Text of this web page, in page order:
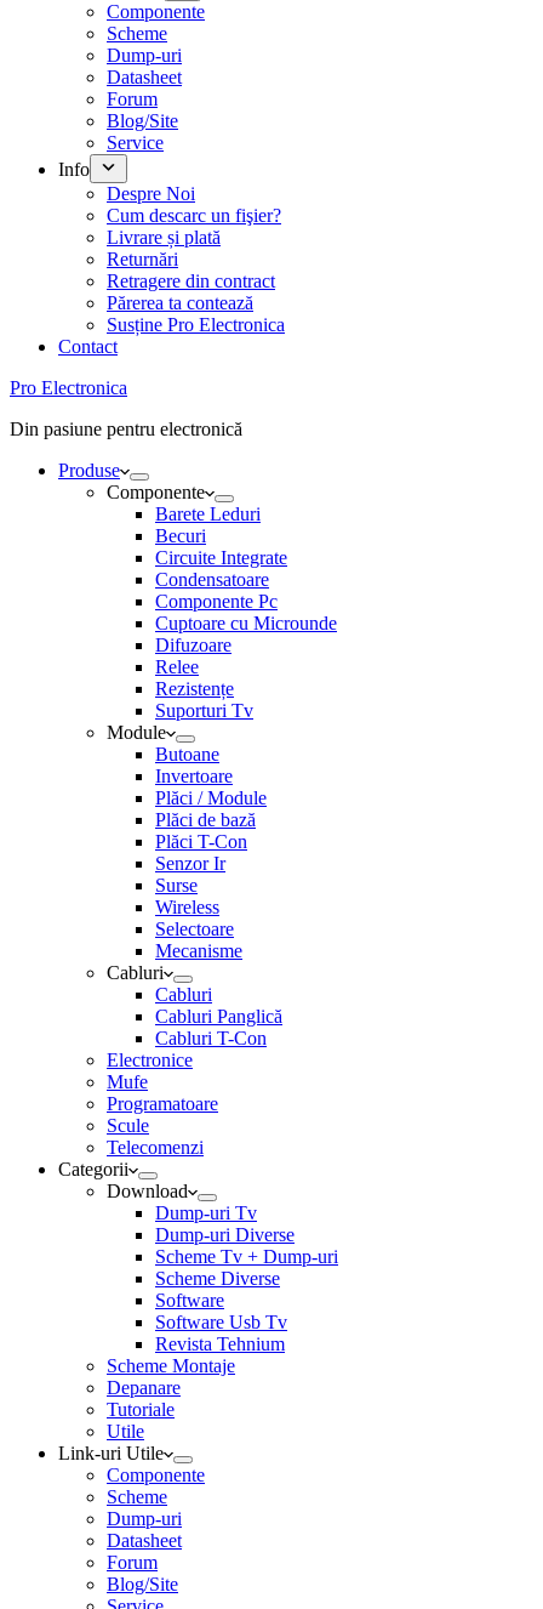
Componente
Scheme
Dump-uri
Datasheet
Forum
Blog/Site
Service
Info
Despre Noi
Cum descarc un fişier?
Livrare și plată
Returnări
Retragere din contract
Părerea ta contează
Susține Pro Electronica
Contact
Pro Electronica
Din pasiune pentru electronică
Produse
Componente
Barete Leduri
Becuri
Circuite Integrate
Condensatoare
Componente Pc
Cuptoare cu Microunde
Difuzoare
Relee
Rezistențe
Suporturi Tv
Module
Butoane
Invertoare
Plăci / Module
Plăci de bază
Plăci T-Con
Senzor Ir
Surse
Wireless
Selectoare
Mecanisme
Cabluri
Cabluri
Cabluri Panglică
Cabluri T-Con
Electronice
Mufe
Programatoare
Scule
Telecomenzi
Categorii
Download
Dump-uri Tv
Dump-uri Diverse
Scheme Tv + Dump-uri
Scheme Diverse
Software
Software Usb Tv
Revista Tehnium
Scheme Montaje
Depanare
Tutoriale
Utile
Link-uri Utile
Componente
Scheme
Dump-uri
Datasheet
Forum
Blog/Site